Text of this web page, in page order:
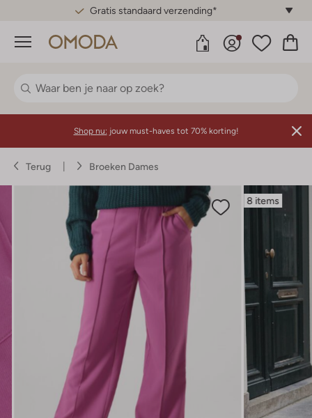
Gratis standaard verzending*
Menu
Shop nu: jouw must-haves tot 70% korting!
Terug Broeken Dames
8 items